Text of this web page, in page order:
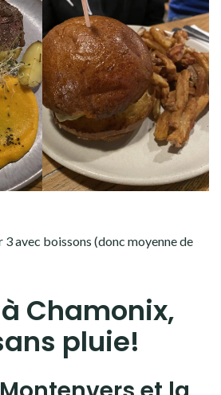
avec boissons (donc moyenne de
Chamonix,
pluie!